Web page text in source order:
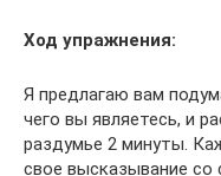
Ход упражнения:
Я предлагаю вам
чего вы являетесь, и
раздумье 2 минуты.
свое высказывание со